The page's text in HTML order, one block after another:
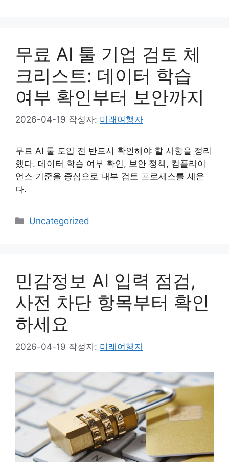
무료 AI 툴 기업 검토 체
크리스트: 데이터 학습
여부 확인부터 보안까지
2026-04-19 작성자: 미래여행자
무료 AI 툴 도입 전 반드시 확인해야 할 사항을 정리
했다. 데이터 학습 여부 확인, 보안 정책, 컴플라이
언스 기준을 중심으로 내부 검토 프로세스를 세운
다.
카
Uncategorized
민감정보 AI 입력 점검,
사전 차단 항목부터 확인
하세요
2026-04-19 작성자: 미래여행자